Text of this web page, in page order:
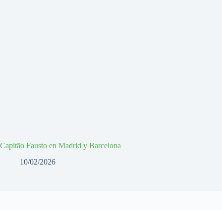
Capitão Fausto en Madrid y Barcelona
10/02/2026